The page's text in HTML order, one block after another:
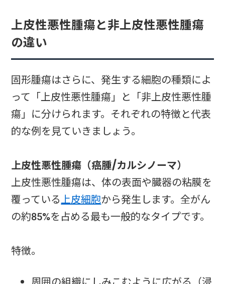
上皮性悪性腫瘍と非上皮性悪性腫瘍
の違い
固形腫瘍はさらに、発生する細胞の種類によ
って「上皮性悪性腫瘍」と「非上皮性悪性腫
瘍」に分けられます。それぞれの特徴と代表
的な例を見ていきましょう。
上皮性悪性腫瘍（癌腫/カルシノーマ）
上皮性悪性腫瘍は、体の表面や臓器の粘膜を
覆っている上皮細胞から発生します。全がん
の約85%を占める最も一般的なタイプです。
特徴。